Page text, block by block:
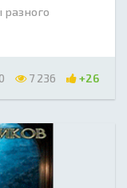
7 236 +26